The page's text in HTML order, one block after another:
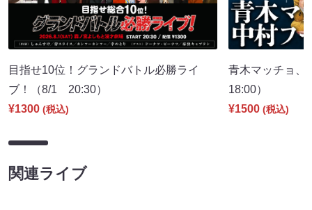
目指せ10位！グランドバトル必勝ライ
ブ！（8/1 20:30）
¥1300 (税込)
青木マッチョ
18:00）
¥1500 (税込)
関連ライブ